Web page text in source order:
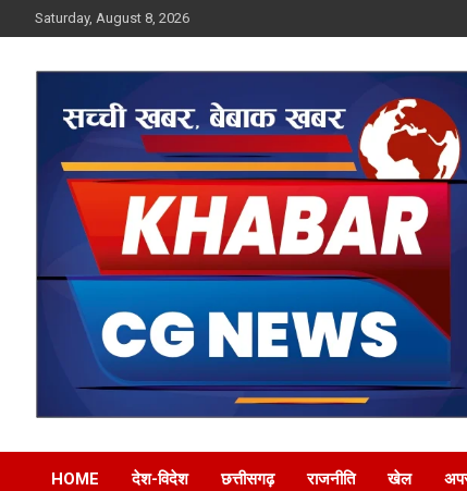
to
Saturday, August 8, 2026
Khabar CG News
HOME देश-विदेश छत्तीसगढ़ राजनीति खेल